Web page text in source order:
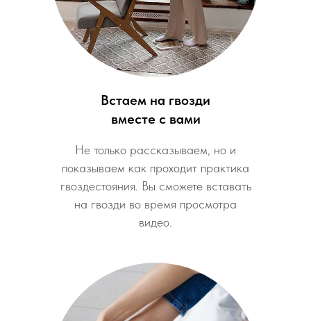
Встаем на гвозди
вместе с вами
Не только рассказываем, но и
показываем как проходит практика
гвоздестояния. Вы сможете вставать
на гвозди во время просмотра
видео.